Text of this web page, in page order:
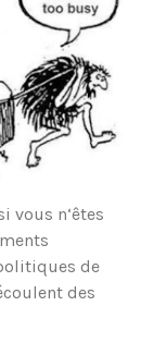
vous n‘êtes
de
des